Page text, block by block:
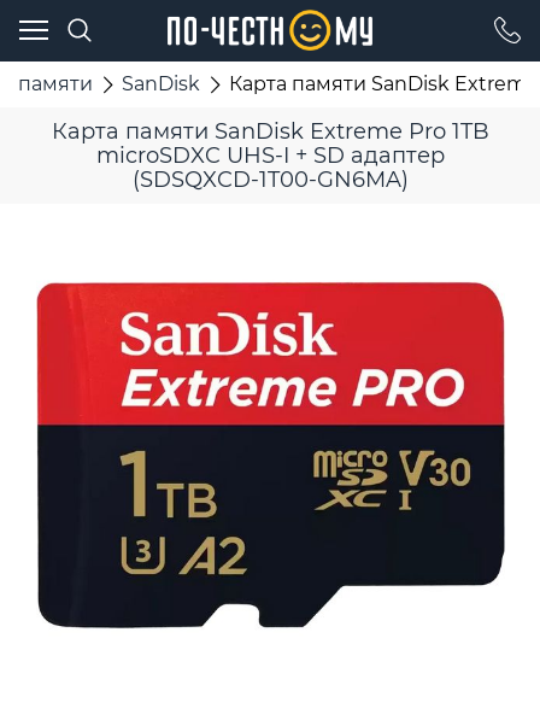
памяти SanDisk Карта памяти SanDisk Extreme
Карта памяти SanDisk Extreme Pro 1TB
microSDXC UHS-I + SD адаптер
(SDSQXCD-1T00-GN6MA)